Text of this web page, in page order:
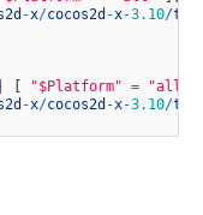
-x/cocos2d -x-3.10/
"$Platform" = "all"
-x/cocos2d -x-3.10/